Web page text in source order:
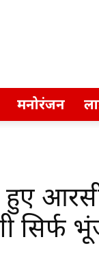
मनोरंजन
हुए